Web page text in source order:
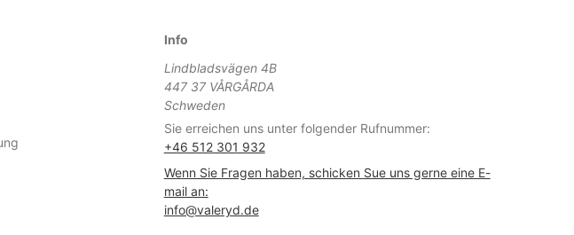
Info
Lindbladsvägen 4B
447 37 VÅRGÅRDA
Schweden
Sie erreichen uns unter folgender Rufnummer:
+46 512 301 932
Wenn Sie Fragen haben, schicken Sue uns gerne eine E-
mail an:
info@valeryd.de